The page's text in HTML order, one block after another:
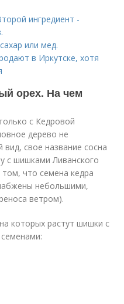
ингредиент -
или мед.
в Иркутске, хотя
орех. На чем
с Кедровой
дерево не
вид, свое название сосна
с шишками Ливанского
том, что семена кедра
небольшими,
ветром).
которых растут шишки с